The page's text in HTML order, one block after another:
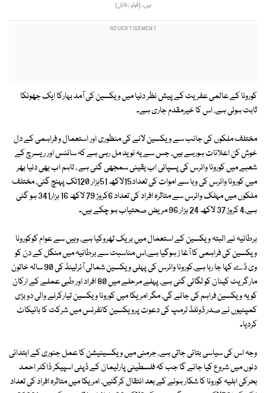
ہیں۔ (فوٹو : فائل)
کورونا کے عالمی عفریت کے پیش نظر دنیا میں ویکسین کی آمد بہارکا ایک جھونکا
ثابت ہوئی ہے، اس کا خیرمقدم جاری ہے۔
مختلف ملکوں کی جانب سے ویکسین لانے کی منظوری اور استعمال و فراہمی کے دل
خوش کن اعلانات ہورہے ہیں، جس سے یہ نوید مل رہی ہے کہ سائنس اور ریسرچ کے
شعبے میں کورونا وائرس کی پسپائی اب یقینی سمجھی گئی ہے ، تاہم اب بھی دنیا بھر
میں کورونا وائرس کی وبا سے اموات کی تعداد15لاکھ 51ہزار 120تک پہنچ گئی، مختلف
ملکوں میں مہلک وائرس سے متاثرہ افراد کی تعداد 6کروڑ 79 لاکھ 16 ہزار341 ہو گئی
ہے،4 کروڑ 37 لاکھ 24 ہزار 96 مریض صحتیاب ہو چکے ہیں۔
برطانیہ نے البتہ ویکسین کے استعمال میں بریک تھروکیا ہے، وہیں سے عوام کوکورونا
ویکسین کی فراہمی کا آغا ز ہوگیا ہے،اس مناسبت سے برطانیہ میں منگل کے دن کو
وی ڈے کہا جا رہا ہے،کورونا وائرس کی پہلی ویکسین شمالی آئرلینڈ کی 90 سالہ خاتون
مارگریٹ کینان کو لگائی گئی ہے، پہلے مرحلے میں 80 افراد اور طبی عملے کے ارکان
کو یہ ویکسین فراہم کی جائے گی، مگر امریکا میں کورونا ویکسین تیارکرنے والی دو بڑی
کمپنیوں نے صدر ڈونلڈ ٹرمپ کی دعوت پرویکسین کانفرنس میں شرکت کا بائیکاٹ
کردیا۔
وجہ اس کی سیاسی بتائی جاتی ہے، جرمنی میں ویکسینیشن کا عمل جنوری کے ابتدائی
دنوں میں شروع کیا جائے گا جب کہ فلسطینی پارلیمان کے ڈپٹی اسپیکر ڈاکٹر احمد
بحرکی اہلیہ کورونا کا شکار ہونے کے بعد انتقال کرگئیں، امریکا میں متاثرہ افراد کی تعداد